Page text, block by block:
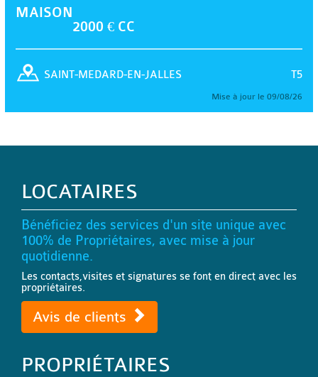
MAISON
2000 € CC
T5
SAINT-MEDARD-EN-JALLES
Mise à jour le 09/08/26
LOCATAIRES
Bénéficiez des services d'un site unique avec
100% de Propriétaires, avec mise à jour
quotidienne.
Les contacts,visites et signatures se font en direct avec les
propriétaires.
Avis de clients
PROPRIÉTAIRES